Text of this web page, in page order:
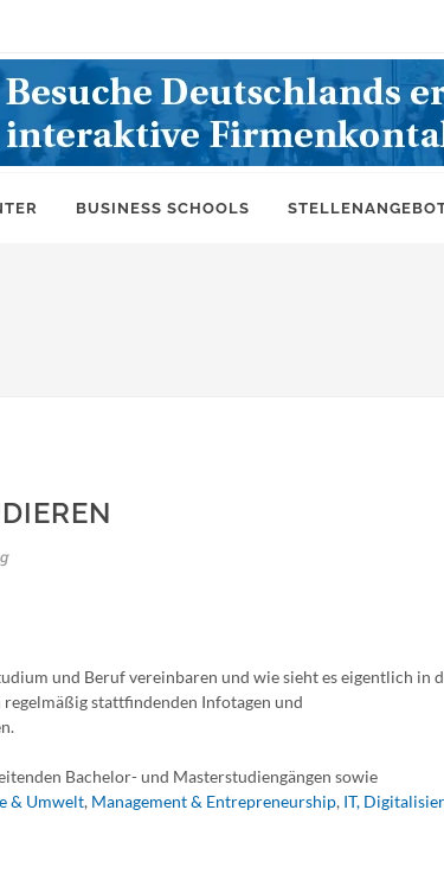
BUSINESS SCHOOLS
und Beruf vereinbaren und wie sieht es eigentlich in
regelmäßig stattfindenden Infotagen und
Bachelor- und Masterstudiengängen sowie
& Umwelt, Management & Entrepreneurship, IT,